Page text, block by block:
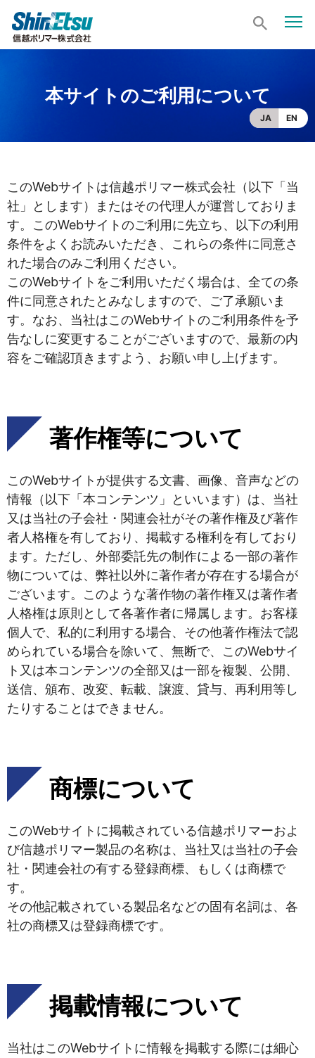
本サイトのご利用について
JA EN
このWebサイトは信越ポリマー株式会社（以下「当
社」とします）またはその代理人が運営しておりま
す。このWebサイトのご利用に先立ち、以下の利用
条件をよくお読みいただき、これらの条件に同意さ
れた場合のみご利用ください。
このWebサイトをご利用いただく場合は、全ての条
件に同意されたとみなしますので、ご了承願いま
す。なお、当社はこのWebサイトのご利用条件を予
告なしに変更することがございますので、最新の内
容をご確認頂きますよう、お願い申し上げます。
著作権等について
このWebサイトが提供する文書、画像、音声などの
情報（以下「本コンテンツ」といいます）は、当社
又は当社の子会社・関連会社がその著作権及び著作
者人格権を有しており、掲載する権利を有しており
ます。ただし、外部委託先の制作による一部の著作
物については、弊社以外に著作者が存在する場合が
ございます。このような著作物の著作権又は著作者
人格権は原則として各著作者に帰属します。お客様
個人で、私的に利用する場合、その他著作権法で認
められている場合を除いて、無断で、このWebサイ
ト又は本コンテンツの全部又は一部を複製、公開、
送信、頒布、改変、転載、譲渡、貸与、再利用等し
たりすることはできません。
商標について
このWebサイトに掲載されている信越ポリマーおよ
び信越ポリマー製品の名称は、当社又は当社の子会
社・関連会社の有する登録商標、もしくは商標で
す。
その他記載されている製品名などの固有名詞は、各
社の商標又は登録商標です。
掲載情報について
当社はこのWebサイトに情報を掲載する際には細心